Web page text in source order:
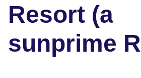
Resort (a
sunprime